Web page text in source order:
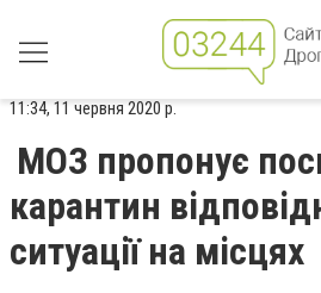
11:34, 11 червня 2020 р.
МОЗ пропонує
карантин
ситуації на місцях